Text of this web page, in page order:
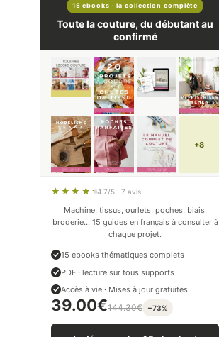
15 ebooks · la collection complète
Toute la couture, du débutant au
confirmé
+8
4.7/5 · 7 avis
Machine, tissus, ourlets, poches, biais,
broderie… 15 guides en français à consulter à
chaque projet.
15 ebooks thématiques complets
PDF · lecture sur tous supports
Accès à vie · Mises à jour gratuites
39.00€144.30€ −73%